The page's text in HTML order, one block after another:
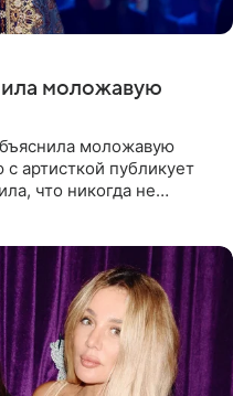
моложавую
моложавую
артисткой публикует
что никогда не